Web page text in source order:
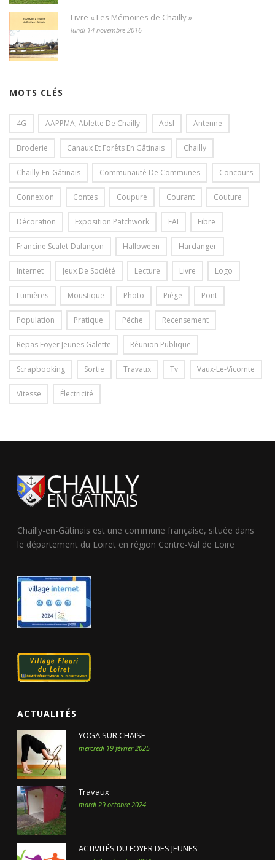
Livre « Les Mémoires de Chailly »
lundi 14 novembre 2016
MOTS CLÉS
4G AAPPMA; Ablette De Chailly Adsl Antenne
Broderie Canaux Et Forêts En Gâtinais Chailly
Chailly-En-Gâtinais Communauté De Communes Concours
Connexion Contes Coupure Courant Couture
Décoration Exposition Patchwork FAI Fibre
Francine Scalet-Dalançon Halloween Hardanger
Internet Jeux De Société Lecture Livre Logo
Lumières Moustique Photo Piège Pont
Population Pratique Pêche Recensement
Repas Foyer Jeunes Galette Réunion Publique
Scrapbooking Sortie Travaux Tv Vaux-Le-Vicomte
Vitesse Électricité
Chailly-en-Gâtinais est une commune française, située dans
le département du Loiret en région Centre-Val de Loire
ACTUALITÉS
YOGA SUR CHAISE
mercredi 19 février 2025
Travaux
mardi 29 octobre 2024
ACTIVITÉS DU FOYER DES JEUNES